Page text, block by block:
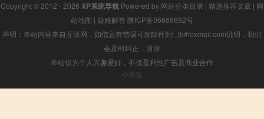
Copyright © 2012 - 2026 XP系统导航 Powered by 网站分类目录 | 精选推荐文章 | 网
站地图 | 疑难解答 陕ICP备06666692号
声明：本站内容来自互联网，如信息有错误可发邮件到f_fb#foxmail.com说明，我们
会及时纠正，谢谢
本站仅为个人兴趣爱好，不接盈利性广告及商业合作
小男孩